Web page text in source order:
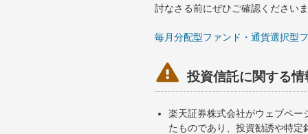
討なさる前にぜひご確認ください
毎月分配型ファンド・通貨選択型
 投資信託に関する
楽天証券株式会社がウェブペ
たものであり、投資勧誘や特